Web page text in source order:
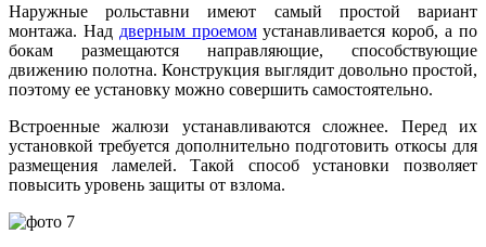
Наружные рольставни имеют самый простой вариант
монтажа. Над дверным проемомустанавливается короб, а по
бокам размещаются направляющие, способствующие
движению полотна. Конструкция выглядит довольно простой,
поэтому ее установку можно совершить самостоятельно.
Встроенные жалюзи устанавливаются сложнее. Перед их
установкой требуется дополнительно подготовить откосы для
размещения ламелей. Такой способ установки позволяет
повысить уровень защиты от взлома.